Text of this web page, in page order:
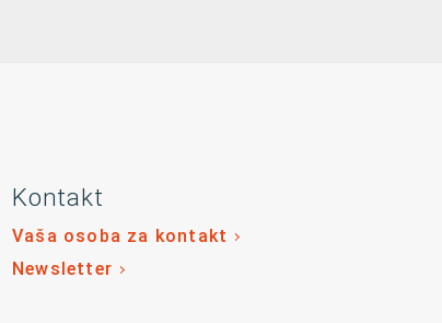
Kontakt
Vaša osoba za kontakt
Newsletter